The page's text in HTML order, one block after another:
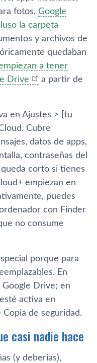
fotos, Google
la carpeta
y archivos de
quedaban
a tener
Drive
a partir de
en Ajustes > [tu
Cubre
datos de apps,
contraseñas del
queda corto si tienes
empiezan en
puedes
con Finder
no consume
porque para
En
Google Drive; en
activa en
de seguridad.
casi nadie hace
(y deberías),